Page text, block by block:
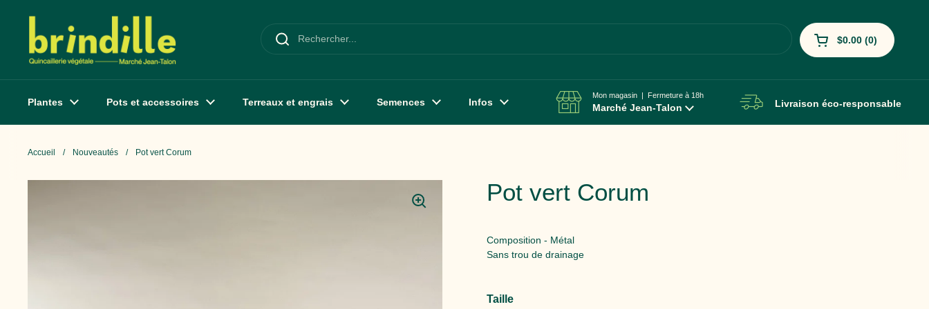
Ouvrir le panier
Mon panier Total:
$0.00 0
produit dans votre
Plantes Pots et accessoires Terreaux et engrais Semences Infos
Mon magasin | Fermeture à 18h
Marché Jean-Talon Livraison éco-responsable
Accueil / Nouveautés / Pot vert Corum
Pot vert Corum
Composition - Métal
Sans trou de drainage
Taille